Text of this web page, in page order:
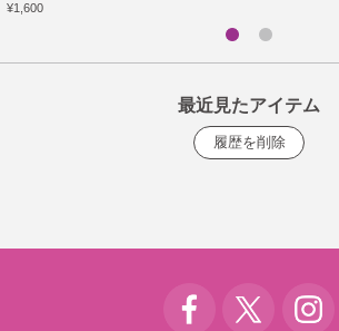
¥1,600
最近見たアイテム